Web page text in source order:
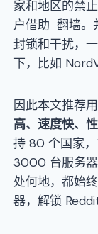
家和地区的禁
户借助 翻墙。
封锁和干扰，
下，比如
因此本文推荐
高、速度快、
持 80 个国家
3000 台服务器
处何地，都始
器，解锁